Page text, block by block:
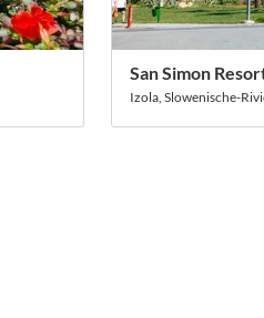
San Simon
Izola, Slowenische-